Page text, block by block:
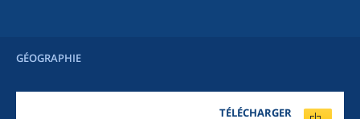
GÉOGRAPHIE
TÉLÉCHARGER